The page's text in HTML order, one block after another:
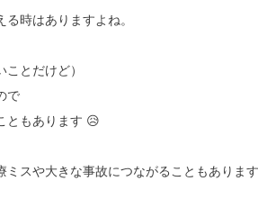
る時はありますよね。
ことだけど）
で
ともあります 😥
ミスや大きな事故につながることもありま